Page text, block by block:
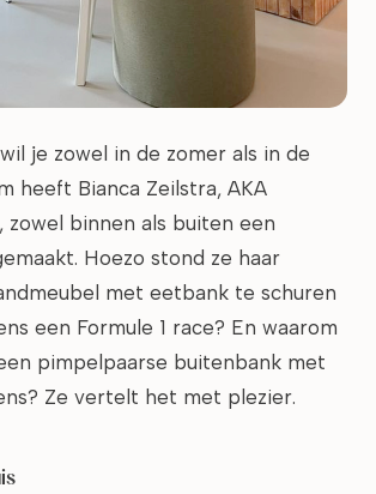
je zowel in de zomer als in de
heeft Bianca Zeilstra, AKA
zowel binnen als buiten een
Hoezo stond ze haar
met eetbank te schuren
een Formule 1 race? En waarom
pimpelpaarse buitenbank met
Ze vertelt het met plezier.